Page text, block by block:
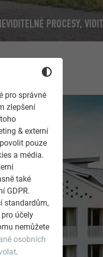
pro správné
zlepšení
& externí
pouze
a média.
také
GDPR.
standardům,
účely
nemůžete
osobních
.
PROCESY,